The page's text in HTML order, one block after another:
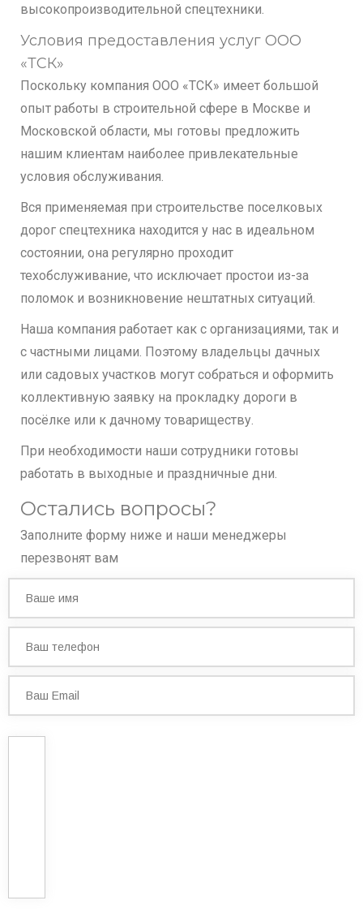
высокопроизводительной спецтехники.
Условия предоставления услуг ООО
«ТСК»
Поскольку компания ООО «ТСК» имеет большой
опыт работы в строительной сфере в Москве и
Московской области, мы готовы предложить
нашим клиентам наиболее привлекательные
условия обслуживания.
Вся применяемая при строительстве поселковых
дорог спецтехника находится у нас в идеальном
состоянии, она регулярно проходит
техобслуживание, что исключает простои из-за
поломок и возникновение нештатных ситуаций.
Наша компания работает как с организациями, так и
с частными лицами. Поэтому владельцы дачных
или садовых участков могут собраться и оформить
коллективную заявку на прокладку дороги в
посёлке или к дачному товариществу.
При необходимости наши сотрудники готовы
работать в выходные и праздничные дни.
Остались вопросы?
Заполните форму ниже и наши менеджеры
перезвонят вам